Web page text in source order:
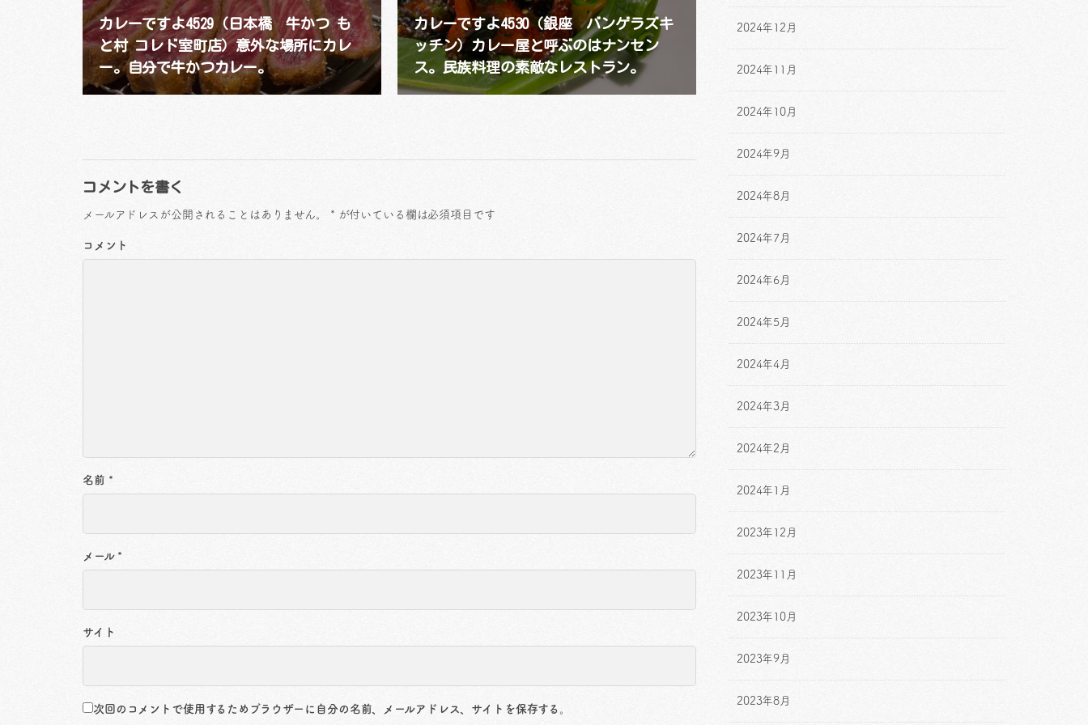
カレーですよ4529（日本橋 牛かつ も
と村 コレド室町店）意外な場所にカレ
ー。自分で牛かつカレー。
カレーですよ4530（銀座 バンゲラズキ
ッチン）カレー屋と呼ぶのはナンセン
ス。民族料理の素敵なレストラン。
コメントを書く
メールアドレスが公開されることはありません。 * が付いている欄は必須項目です
コメント
名前 *
メール *
サイト
次回のコメントで使用するためブラウザーに自分の名前、メールアドレス、サイトを保存する。
2024年12月
2024年11月
2024年10月
2024年9月
2024年8月
2024年7月
2024年6月
2024年5月
2024年4月
2024年3月
2024年2月
2024年1月
2023年12月
2023年11月
2023年10月
2023年9月
2023年8月